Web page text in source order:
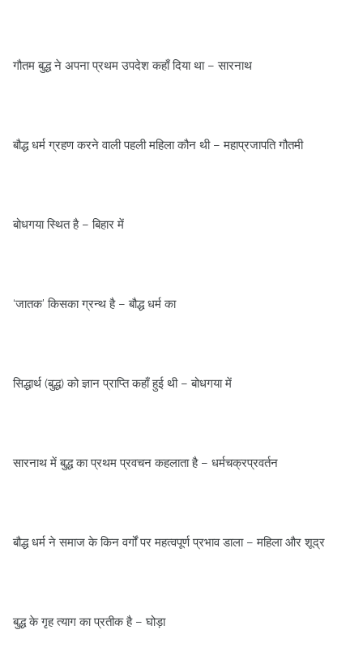
गौतम बुद्ध ने अपना प्रथम उपदेश कहाँ दिया था – सारनाथ
बौद्ध धर्म ग्रहण करने वाली पहली महिला कौन थी – महाप्रजापति गौतमी
बोधगया स्थित है – बिहार में
‘जातक’ किसका ग्रन्‍थ है – बौद्ध धर्म का
सिद्धार्थ (बुद्ध) को ज्ञान प्राप्ति कहाँ हुई थी – बोधगया में
सारनाथ में बुद्ध का प्रथम प्रवचन कहलाता है – धर्मचक्रप्रवर्तन
बौद्ध धर्म ने समाज के किन वर्गों पर महत्‍वपूर्ण प्रभाव डाला – महिला और शूद्र
बुद्ध के गृह त्‍याग का प्रतीक है – घोड़ा